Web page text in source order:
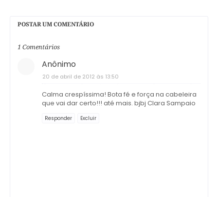
POSTAR UM COMENTÁRIO
1 Comentários
Anônimo
20 de abril de 2012 às 13:50
Calma crespíssima! Bota fé e força na cabeleira
que vai dar certo!!! até mais. bjbj Clara Sampaio
Responder Excluir